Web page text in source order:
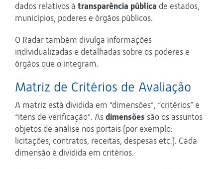
dados relativos à transparência pública de estados,
municípios, poderes e órgãos públicos.
O Radar também divulga informações
individualizadas e detalhadas sobre os poderes e
órgãos que o integram.
Matriz de Critérios de Avaliação
A matriz está dividida em “dimensões”, “critérios” e
“itens de verificação”. As dimensões são os assuntos
objetos de análise nos portais (por exemplo:
licitações, contratos, receitas, despesas etc.). Cada
dimensão é dividida em critérios.